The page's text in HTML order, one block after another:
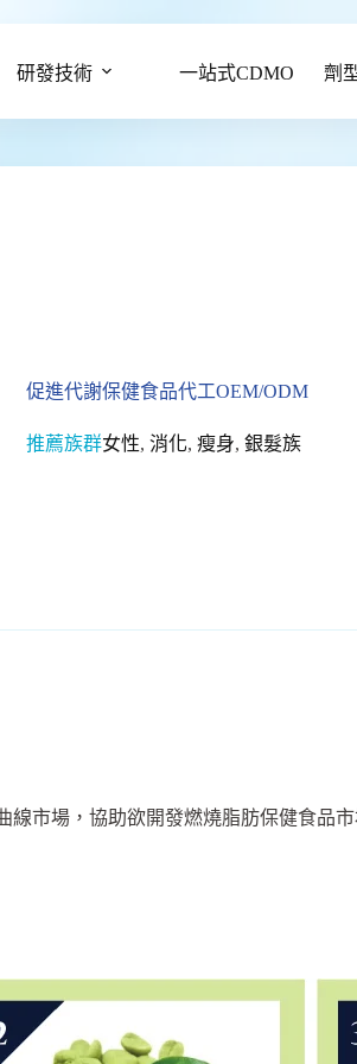
研發技術 一站式CDMO 劑
促進代謝保健食品代工OEM/ODM
推薦族群女性,消化,瘦身,銀髮族
市場，協助欲開發燃燒脂肪保健食品